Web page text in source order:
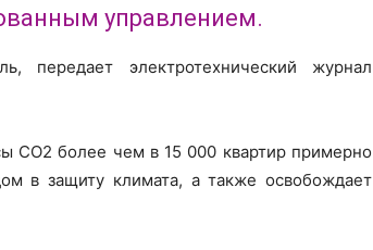
управлением.
передает электротехнический журнал
CO2 более чем в 15 000 квартир примерно
в защиту климата, а также освобождает